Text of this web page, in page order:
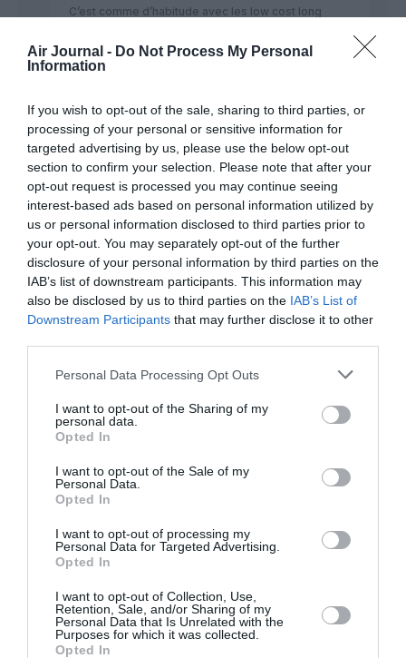
Air Journal - Do Not Process My Personal
Information
If you wish to opt-out of the sale, sharing to third parties, or
processing of your personal or sensitive information for
targeted advertising by us, please use the below opt-out
section to confirm your selection. Please note that after your
opt-out request is processed you may continue seeing
interest-based ads based on personal information utilized by
us or personal information disclosed to third parties prior to
your opt-out. You may separately opt-out of the further
disclosure of your personal information by third parties on the
IAB’s list of downstream participants. This information may
also be disclosed by us to third parties on the IAB’s List of
Downstream Participants that may further disclose it to other
Personal Data Processing Opt Outs
I want to opt-out of the Sharing of my
personal data.
Opted In
I want to opt-out of the Sale of my
Personal Data.
Opted In
I want to opt-out of processing my
Personal Data for Targeted Advertising.
Opted In
I want to opt-out of Collection, Use,
Retention, Sale, and/or Sharing of my
Personal Data that Is Unrelated with the
Purposes for which it was collected.
Opted In
C’est comme d’habitude avec les low cost long
c’est plus chère qu’une compagnie classique
JGa commenté :
13 janvier 2016 - 18 h 35
Quelqu’un sait il si la cabine sera plus densifee que celle d’un
avion d’une compagnie classique?
RÉPONDRE
Airbus A330-300 de 342 sièges en une classe c’est tout a
fait acceptable.
XL airways arrive a mettre 403 PAX en une classe dans ses
Avoir beaucpoup plus de pax en une classe permet d’avoir
une répartition homogène des sièges sur toute la cabine
Si vous prenez par ex AF met 462 PAX en 3 classes sur les
777-300ER résultat les PAX ecos se retrouvent coincés a
l’arrière. Dans ce cas le pitch est a la limite de l’acceptable.
chance car c’est la que l’avion est vraiment silencieux. Sur ces
compagnies LOW COST la classe eco ne rime pas forcément
avec inconfort !!